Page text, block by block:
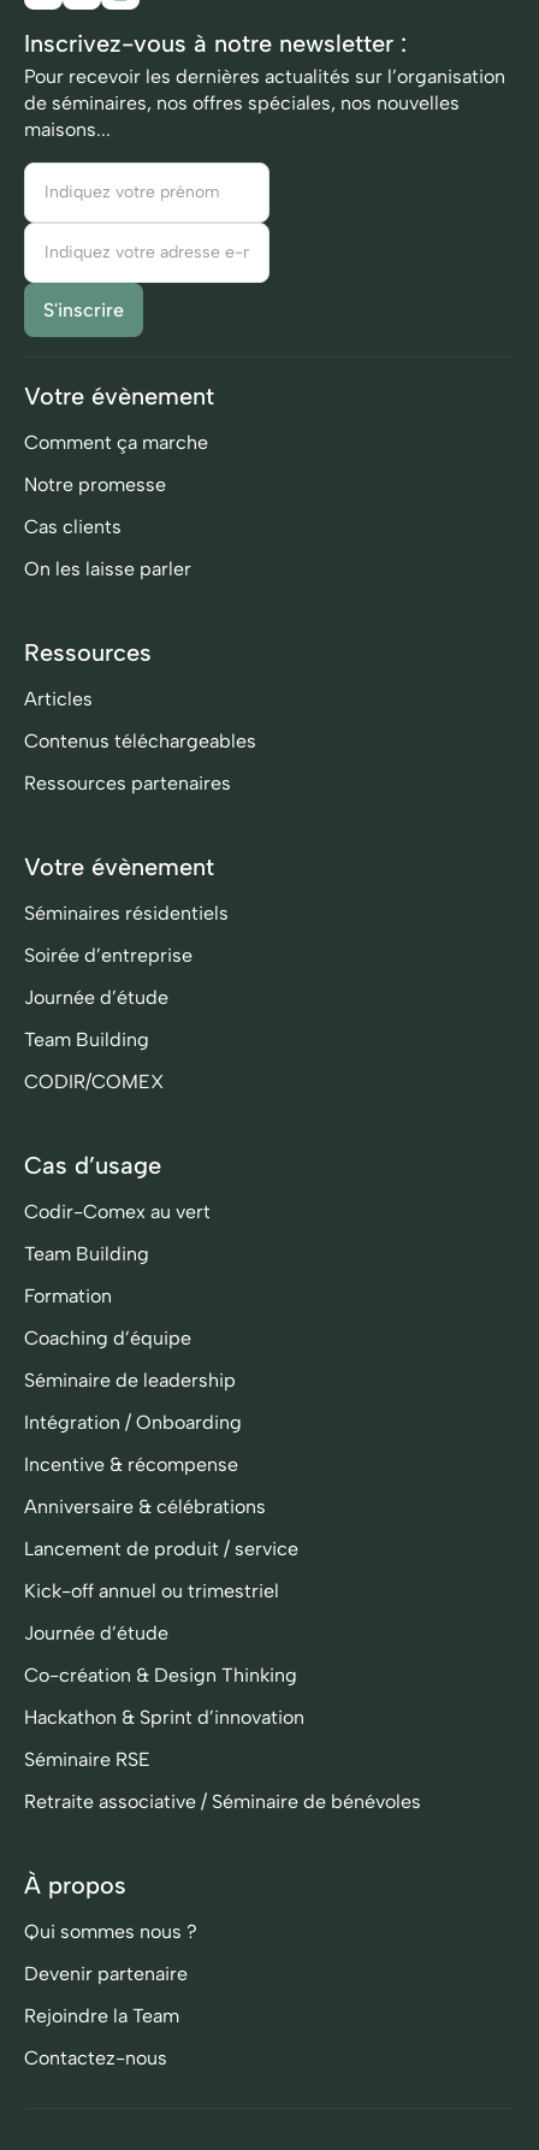
Inscrivez-vous à notre newsletter :
Pour recevoir les dernières actualités sur l’organisation
de séminaires, nos offres spéciales, nos nouvelles
maisons...
Votre évènement
Comment ça marche
Notre promesse
Cas clients
On les laisse parler
Ressources
Articles
Contenus téléchargeables
Ressources partenaires
Votre évènement
Séminaires résidentiels
Soirée d’entreprise
Journée d’étude
Team Building
CODIR/COMEX
Cas d’usage
Codir-Comex au vert
Team Building
Formation
Coaching d’équipe
Séminaire de leadership
Intégration / Onboarding
Incentive & récompense
Anniversaire & célébrations
Lancement de produit / service
Kick-off annuel ou trimestriel
Journée d’étude
Co-création & Design Thinking
Hackathon & Sprint d’innovation
Séminaire RSE
Retraite associative / Séminaire de bénévoles
À propos
Qui sommes nous ?
Devenir partenaire
Rejoindre la Team
Contactez-nous